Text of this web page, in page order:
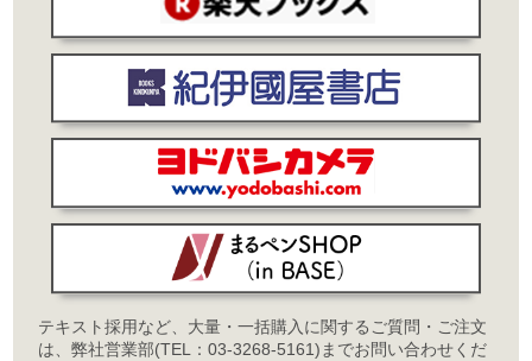
テキスト採用など、大量・一括購入に関するご質問・ご注文
は、弊社営業部(TEL：03-3268-5161)までお問い合わせくだ